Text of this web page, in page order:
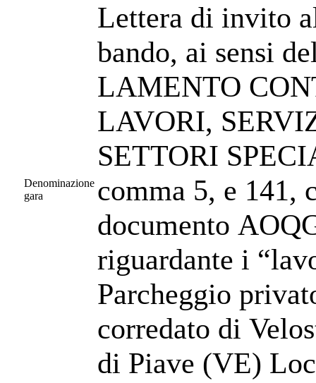
Denominazione
gara
Lettera di invito
bando, ai sensi
LAMENTO
LAVORI,
SETTORI
comma 5, e 141,
documento
riguardante i
Parcheggio
corredato di
di Piave (VE)